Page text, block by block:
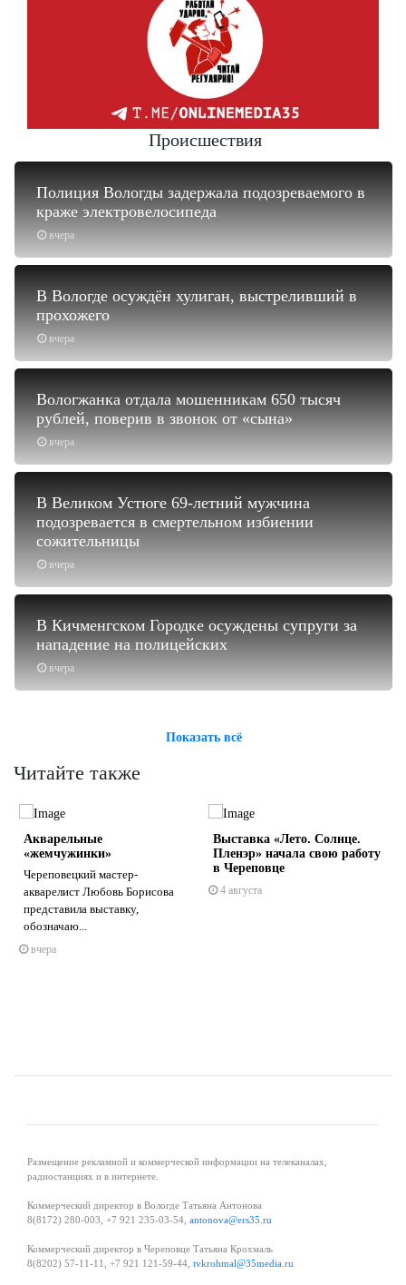
Происшествия
вчера
Полиция Вологды задержала подозреваемого в
краже электровелосипеда
вчера
В Вологде осуждён хулиган, выстреливший в
прохожего
вчера
Вологжанка отдала мошенникам 650 тысяч
рублей, поверив в звонок от «сына»
вчера
В Великом Устюге 69-летний мужчина
подозревается в смертельном избиении
сожительницы
вчера
В Кичменгском Городке осуждены супруги за
нападение на полицейских
Показать всё
Читайте также
Акварельные
«жемчужинки»
Череповецкий мастер-
акварелист Любовь Борисова
представила выставку,
обозначаю...
вчера
Выставка «Лето. Солнце.
Пленэр» начала свою работу
в Череповце
4 августа
Размещение рекламной и коммерческой информации на телеканалах,
радиостанциях и в интернете.
Коммерческий директор в Вологде Татьяна Антонова
8(8172) 280-003, +7 921 235-03-54, antonova@ers35.ru
Коммерческий директор в Череповце Татьяна Крохмаль
8(8202) 57-11-11, +7 921 121-59-44, tvkrohmal@35media.ru